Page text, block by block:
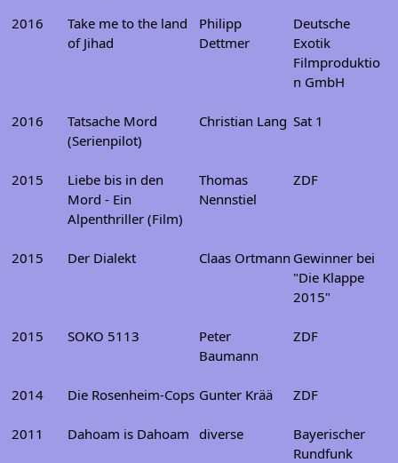
2016
Take me to the land
of Jihad
Philipp
Dettmer
Deutsche
Exotik
Filmproduktio
n GmbH
2016
Tatsache Mord
(Serienpilot)
Christian Lang Sat 1
2015
Liebe bis in den
Mord - Ein
Alpenthriller (Film)
Thomas
Nennstiel
ZDF
2015 Der Dialekt Claas Ortmann Gewinner bei
"Die Klappe
2015"
2015 SOKO 5113
Peter
Baumann
ZDF
2014 Die Rosenheim-Cops Gunter Krää ZDF
2011 Dahoam is Dahoam diverse
Bayerischer
Rundfunk